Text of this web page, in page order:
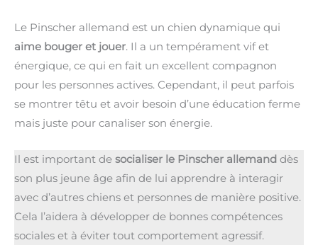
Le Pinscher allemand est un chien dynamique qui
aime bouger et jouer. Il a un tempérament vif et
énergique, ce qui en fait un excellent compagnon
pour les personnes actives. Cependant, il peut parfois
se montrer têtu et avoir besoin d’une éducation ferme
mais juste pour canaliser son énergie.
Il est important de socialiser le Pinscher allemand dès
son plus jeune âge afin de lui apprendre à interagir
avec d’autres chiens et personnes de manière positive.
Cela l’aidera à développer de bonnes compétences
sociales et à éviter tout comportement agressif.